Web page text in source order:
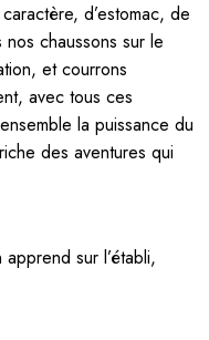
d’estomac, de
chaussons sur le
et courrons
avec tous ces
la puissance du
des aventures qui
sur l’établi,